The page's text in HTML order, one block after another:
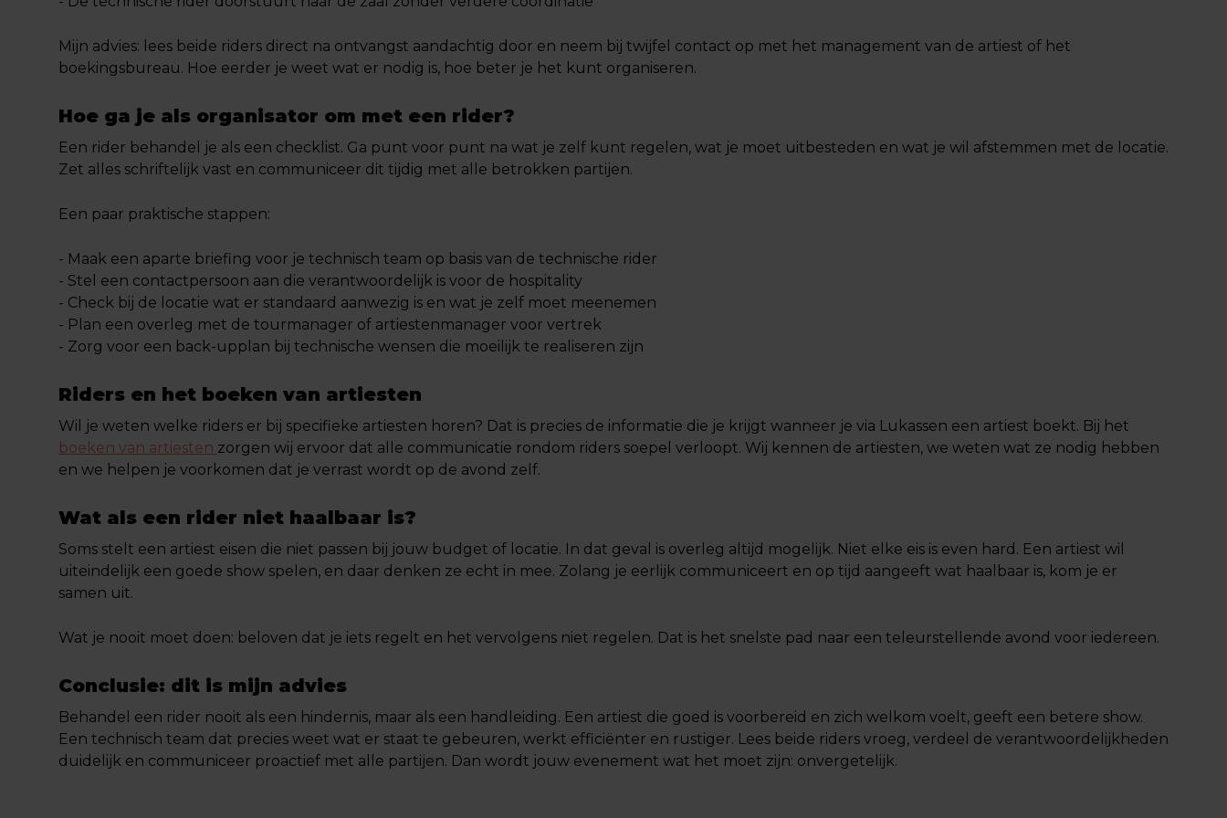
Mijn advies: lees beide riders direct na ontvangst aandachtig door en neem bij twijfel contact op met het management van de artiest of het
boekingsbureau. Hoe eerder je weet wat er nodig is, hoe beter je het kunt organiseren.
Hoe ga je als organisator om met een rider?
Een rider behandel je als een checklist. Ga punt voor punt na wat je zelf kunt regelen, wat je moet uitbesteden en wat je wil afstemmen met de locatie.
Zet alles schriftelijk vast en communiceer dit tijdig met alle betrokken partijen.
Een paar praktische stappen:
- Maak een aparte briefing voor je technisch team op basis van de technische rider
- Stel een contactpersoon aan die verantwoordelijk is voor de hospitality
- Check bij de locatie wat er standaard aanwezig is en wat je zelf moet meenemen
- Plan een overleg met de tourmanager of artiestenmanager voor vertrek
- Zorg voor een back-upplan bij technische wensen die moeilijk te realiseren zijn
Riders en het boeken van artiesten
Wil je weten welke riders er bij specifieke artiesten horen? Dat is precies de informatie die je krijgt wanneer je via Lukassen een artiest boekt. Bij het
boeken van artiesten zorgen wij ervoor dat alle communicatie rondom riders soepel verloopt. Wij kennen de artiesten, we weten wat ze nodig hebben
en we helpen je voorkomen dat je verrast wordt op de avond zelf.
Wat als een rider niet haalbaar is?
Soms stelt een artiest eisen die niet passen bij jouw budget of locatie. In dat geval is overleg altijd mogelijk. Niet elke eis is even hard. Een artiest wil
uiteindelijk een goede show spelen, en daar denken ze echt in mee. Zolang je eerlijk communiceert en op tijd aangeeft wat haalbaar is, kom je er
samen uit.
Wat je nooit moet doen: beloven dat je iets regelt en het vervolgens niet regelen. Dat is het snelste pad naar een teleurstellende avond voor iedereen.
Conclusie: dit is mijn advies
Behandel een rider nooit als een hindernis, maar als een handleiding. Een artiest die goed is voorbereid en zich welkom voelt, geeft een betere show.
Een technisch team dat precies weet wat er staat te gebeuren, werkt efficiënter en rustiger. Lees beide riders vroeg, verdeel de verantwoordelijkheden
duidelijk en communiceer proactief met alle partijen. Dan wordt jouw evenement wat het moet zijn: onvergetelijk.